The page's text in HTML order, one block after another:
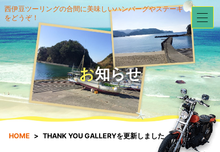
西伊豆ツーリングの合間に美味しいハンバーグやステーキ
をどうぞ！
お知らせ
HOME THANK YOU GALLERYを更新しました。